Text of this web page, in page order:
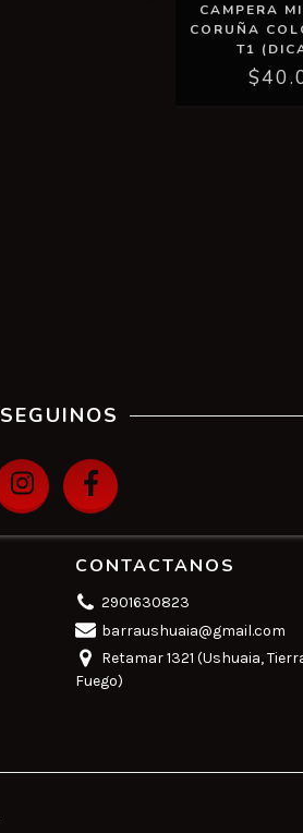
CAMPERA
CORUÑA
T1
SEGUINOS
CONTACTANOS
2901630823
barraushuaia@gmail.com
Retamar 1321 (Ushuaia,
Fuego)